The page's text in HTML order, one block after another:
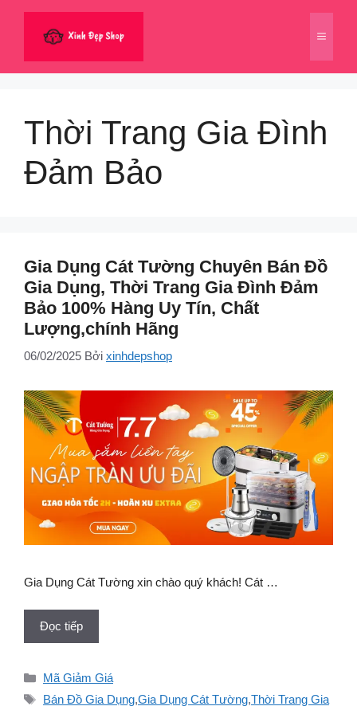
dung
Menu
Thời Trang Gia Đình
Đảm Bảo
Gia Dụng Cát Tường Chuyên Bán Đồ
Gia Dụng, Thời Trang Gia Đình Đảm
Bảo 100% Hàng Uy Tín, Chất
Lượng,chính Hãng
06/02/2025 Bởi xinhdepshop
Gia Dụng Cát Tường xin chào quý khách! Cát …
Đọc tiếp
Danh
mục
Mã Giảm Giá
Thẻ
Bán Đồ Gia Dụng,Gia Dụng Cát Tường,Thời Trang Gia